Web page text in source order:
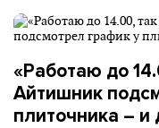
«Работаю до
Айтишник
плиточника – и